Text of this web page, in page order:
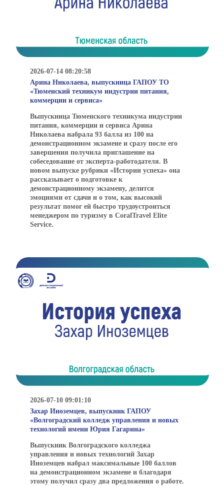
2026-07-14 08:20:58
Арина Николаева, выпускница ГАПОУ ТО
«Тюменский техникум индустрии питания,
коммерции и сервиса»
Выпускница Тюменского техникума индустрии
питания, коммерции и сервиса Арина
Николаева набрала 93 балла из 100 на
демонстрационном экзамене и сразу после его
завершения получила приглашение на
собеседование от эксперта-работодателя. В
новом выпуске рубрики «Истории успеха» она
рассказывает о подготовке к
демонстрационному экзамену, делится
эмоциями от сдачи и о том, как высокий
результат помог ей быстро трудоустроиться
менеджером по туризму в CoralTravel Elite
Service.
2026-07-10 09:01:10
Захар Иноземцев, выпускник ГАПОУ
«Волгоградский колледж управления и новых
технологий имени Юрия Гагарина»
Выпускник Волгоградского колледжа
управления и новых технологий Захар
Иноземцев набрал максимальные 100 баллов
на демонстрационном экзамене и благодаря
этому получил сразу два предложения о работе.